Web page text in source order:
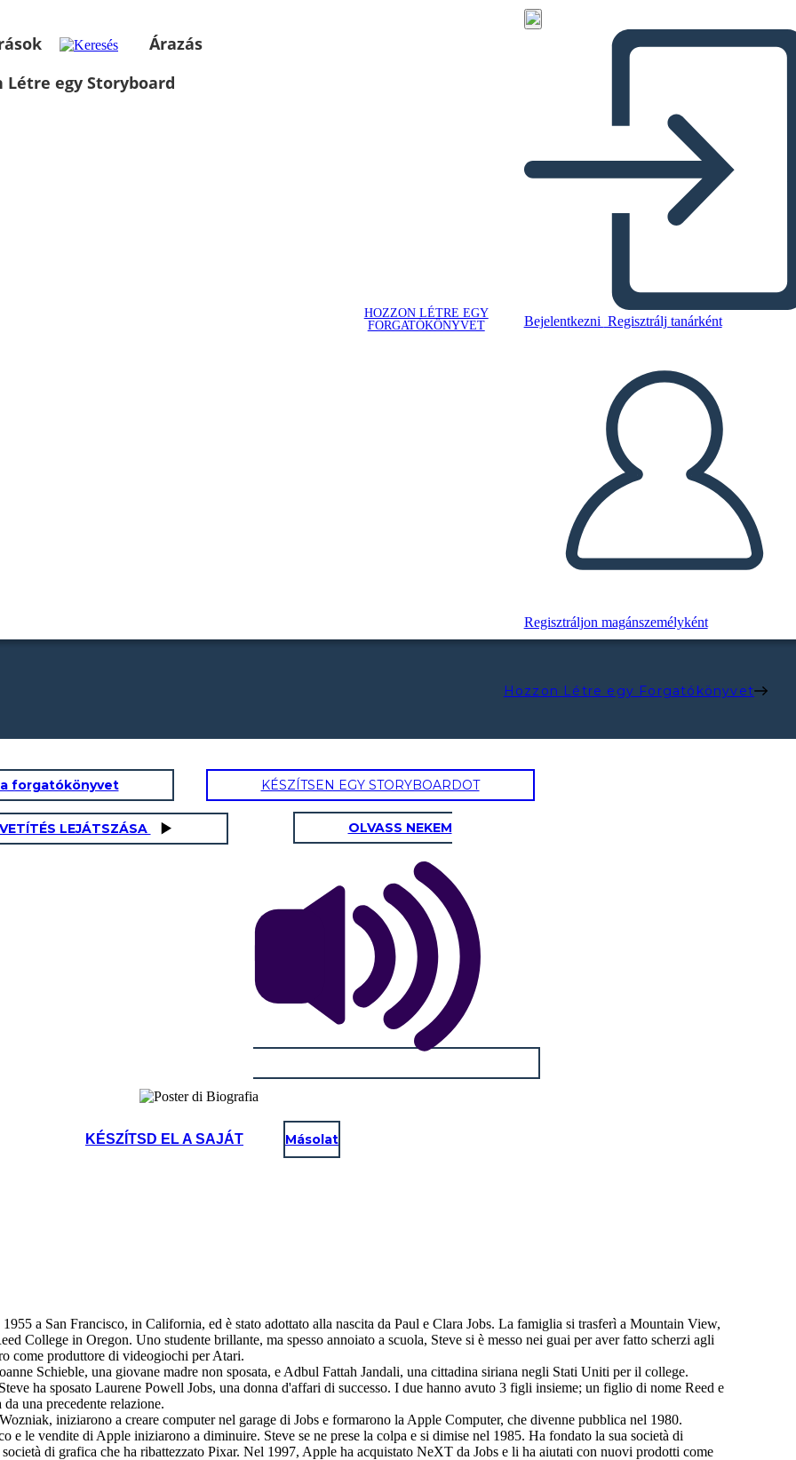
Árazás
Létre egy Storyboard
HOZZON LÉTRE EGY
FORGATÓKÖNYVET
Bejelentkezni Regisztrálj tanárként
Regisztráljon magánszemélyként
Hozzon Létre egy Forgatókönyvet
forgatókönyvet KÉSZÍTSEN EGY STORYBOARDOT
LEJÁTSZÁSA OLVASS NEKEM
KÉSZÍTSD EL A SAJÁT Másolat
a San Francisco, in California, ed è stato adottato alla nascita da Paul e Clara Jobs. La famiglia si trasferì a Mountain View,
College in Oregon. Uno studente brillante, ma spesso annoiato a scuola, Steve si è messo nei guai per aver fatto scherzi agli
come produttore di videogiochi per Atari.
Schieble, una giovane madre non sposata, e Adbul Fattah Jandali, una cittadina siriana negli Stati Uniti per il college.
ha sposato Laurene Powell Jobs, una donna d'affari di successo. I due hanno avuto 3 figli insieme; un figlio di nome Reed e
una precedente relazione.
iniziarono a creare computer nel garage di Jobs e formarono la Apple Computer, che divenne pubblica nel 1980.
le vendite di Apple iniziarono a diminuire. Steve se ne prese la colpa e si dimise nel 1985. Ha fondato la sua società di
di grafica che ha ribattezzato Pixar. Nel 1997, Apple ha acquistato NeXT da Jobs e li ha aiutati con nuovi prodotti come